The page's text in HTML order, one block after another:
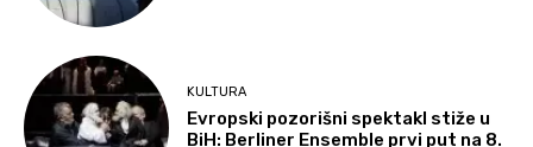
KULTURA
Evropski pozorišni spektakl stiže u
BiH: Berliner Ensemble prvi put na 8.